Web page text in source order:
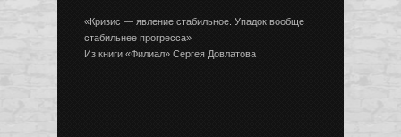
«Кризис — явление стабильное. Упадок вообще
стабильнее прогресса»
Из книги «Филиал» Сергея Довлатова